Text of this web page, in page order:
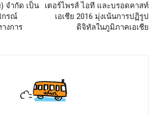
จำกัด เป็น
กรณ์
งการ
เตอร์ไพรส์ ไอที และบรอดคาสท์
เอเชีย 2016 มุ่งเน้นการปฏิรูป
ดิจิทัลในภูมิภาคเอเชีย